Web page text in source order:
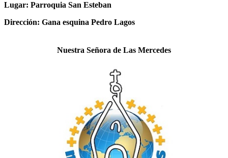
Lugar: Parroquia San Esteban
Dirección: Gana esquina Pedro Lagos
Nuestra Señora de Las Mercedes